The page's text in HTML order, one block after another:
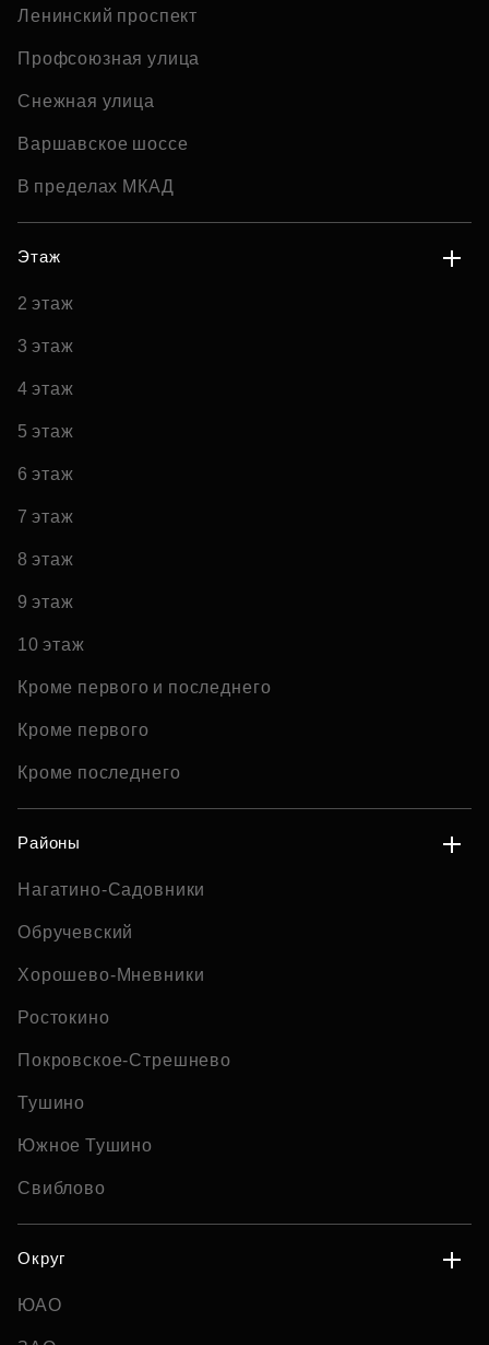
Ленинский проспект
Профсоюзная улица
Снежная улица
Варшавское шоссе
В пределах МКАД
Этаж
2 этаж
3 этаж
4 этаж
5 этаж
6 этаж
7 этаж
8 этаж
9 этаж
10 этаж
Кроме первого и последнего
Кроме первого
Кроме последнего
Районы
Нагатино-Садовники
Обручевский
Хорошево-Мневники
Ростокино
Покровское-Стрешнево
Тушино
Южное Тушино
Свиблово
Округ
ЮАО